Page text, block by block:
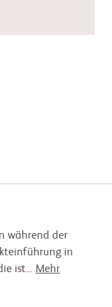
während der
in
ist... Mehr